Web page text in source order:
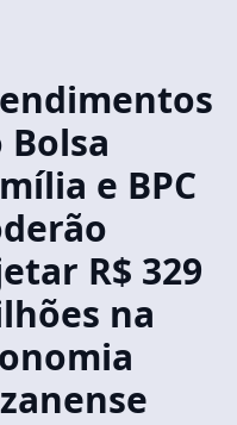
Bolsa
e BPC
R$ 329
na